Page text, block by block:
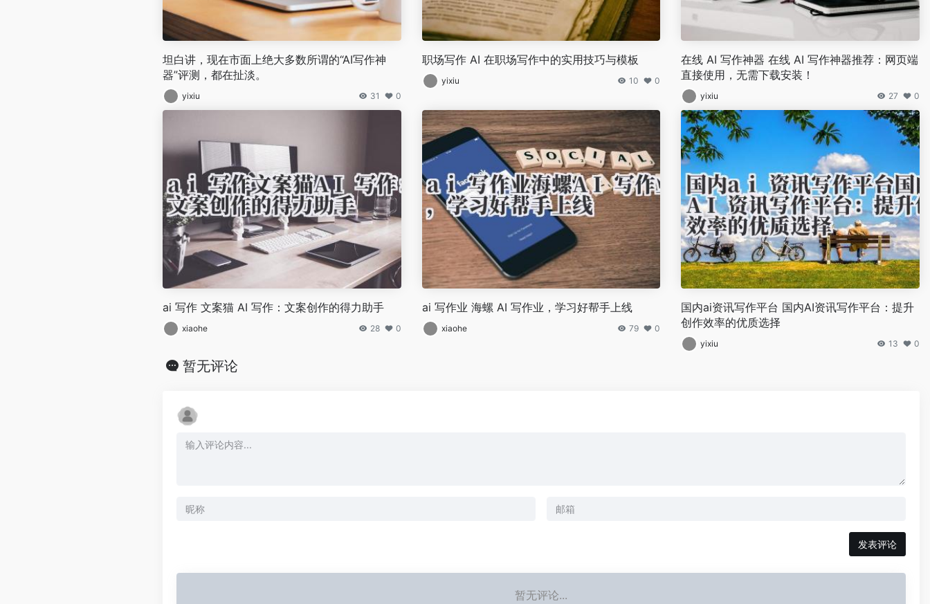
坦白讲，现在市面上绝大多数所谓的“AI写作神
器”评测，都在扯淡。
yixiu 31 0
职场写作 AI 在职场写作中的实用技巧与模板
yixiu 10 0
在线 AI 写作神器 在线 AI 写作神器推荐：网页端
直接使用，无需下载安装！
yixiu 27 0
ai 写作 文案猫 AI 写作：文案创作的得力助手
xiaohe 28 0
ai 写作业 海螺 AI 写作业，学习好帮手上线
xiaohe 79 0
国内ai资讯写作平台 国内AI资讯写作平台：提升
创作效率的优质选择
yixiu 13 0
暂无评论
发表评论
暂无评论...